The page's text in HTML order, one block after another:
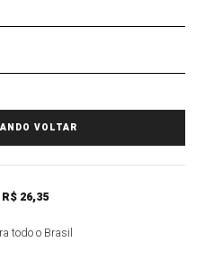
26,35
todo o Brasil